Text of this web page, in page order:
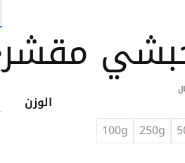
مقشر
الوزن
250g
100g